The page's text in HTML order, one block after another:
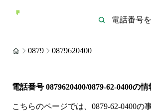
0879 0879620400
電話番号 0879620400/0879-62-0400の情
こちらのページでは、 0879-62-0400の